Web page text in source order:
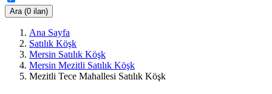
Ara (0 ilan)
Ana Sayfa
Satılık Köşk
Mersin Satılık Köşk
Mersin Mezitli Satılık Köşk
Mezitli Tece Mahallesi Satılık Köşk